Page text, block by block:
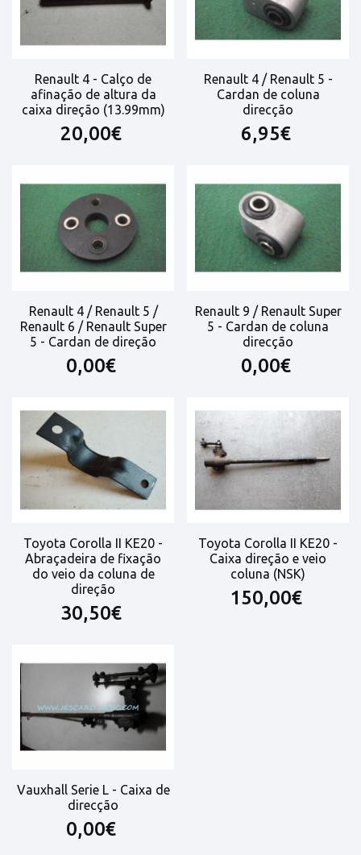
Renault 4 - Calço de
afinação de altura da
caixa direção (13.99mm)
20,00€
Renault 4 / Renault 5 -
Cardan de coluna
direcção
6,95€
Renault 4 / Renault 5 /
Renault 6 / Renault Super
5 - Cardan de direção
0,00€
Renault 9 / Renault Super
5 - Cardan de coluna
direcção
0,00€
Toyota Corolla II KE20 -
Abraçadeira de fixação
do veio da coluna de
direção
30,50€
Toyota Corolla II KE20 -
Caixa direção e veio
coluna (NSK)
150,00€
Vauxhall Serie L - Caixa de
direcção
0,00€